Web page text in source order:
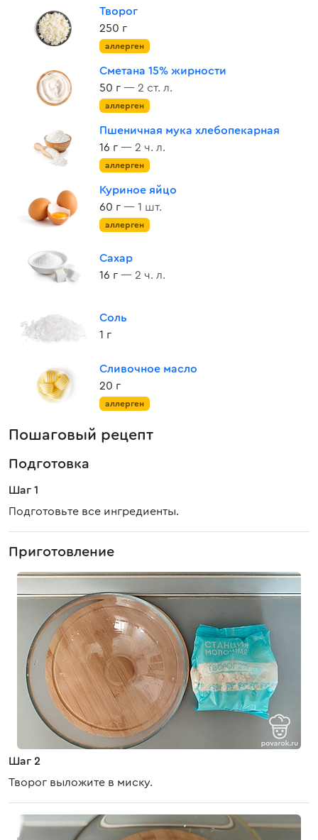
Творог
250 г
аллерген
Сметана 15% жирности
50 г — 2 ст. л.
аллерген
Пшеничная мука хлебопекарная
16 г — 2 ч. л.
аллерген
Куриное яйцо
60 г — 1 шт.
аллерген
Сахар
16 г — 2 ч. л.
Соль
1 г
Сливочное масло
20 г
аллерген
Пошаговый рецепт
Подготовка
Шаг 1
Подготовьте все ингредиенты.
Приготовление
Шаг 2
Творог выложите в миску.